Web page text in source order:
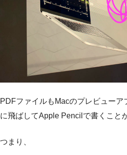
PDFファイルもMacのプレビュー
に飛ばしてApple Pencilで書くこと
つまり、